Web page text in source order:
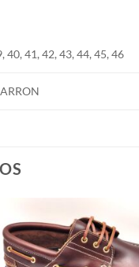
40, 41, 42, 43, 44, 45, 46